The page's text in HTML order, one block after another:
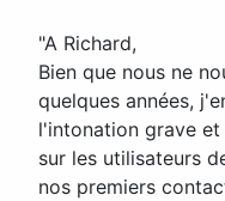
"A Richard,
Bien que nous ne
quelques années,
l'intonation grave
sur les utilisateurs
nos premiers